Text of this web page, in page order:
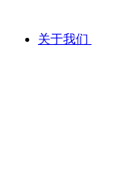
关于我们